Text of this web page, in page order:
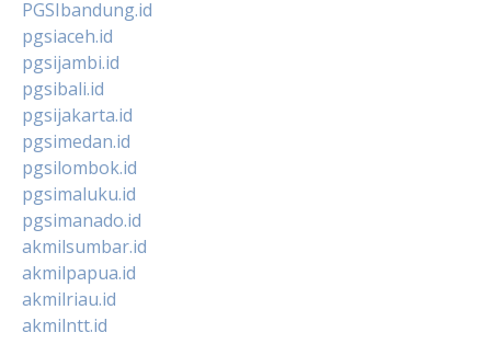
PGSIbandung.id
pgsiaceh.id
pgsijambi.id
pgsibali.id
pgsijakarta.id
pgsimedan.id
pgsilombok.id
pgsimaluku.id
pgsimanado.id
akmilsumbar.id
akmilpapua.id
akmilriau.id
akmilntt.id